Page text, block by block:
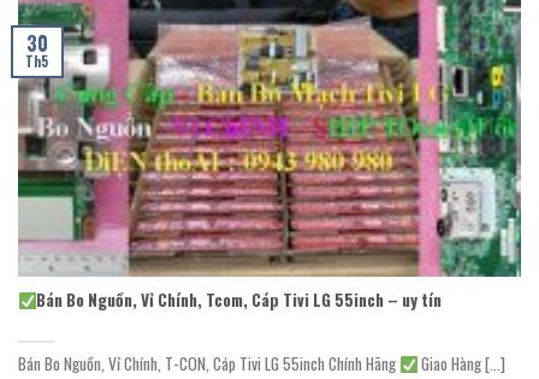
Bán Bo Nguồn, Vỉ Chính, Tcom, Cáp Tivi LG 55inch – uy tín
Bán Bo Nguồn, Vỉ Chính, T-CON, Cáp Tivi LG 55inch Chính Hãng Giao Hàng [...]
30
Th5